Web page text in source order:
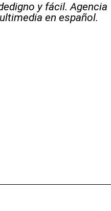
y fácil. Agencia
en español.